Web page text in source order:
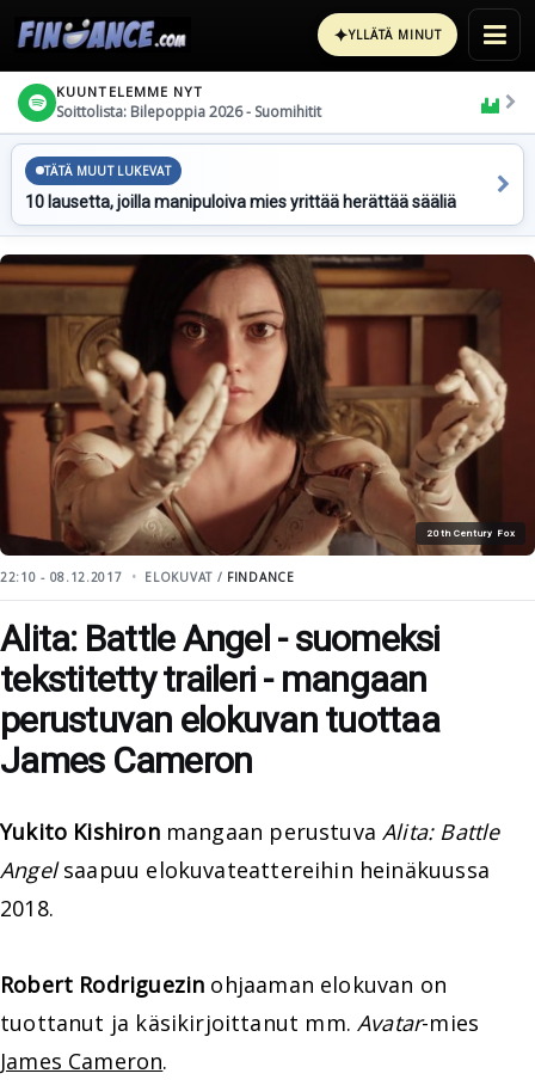
✦YLLÄTÄ MINUT
KUUNTELEMME NYT
Soittolista: Bilepoppia 2026 - Suomihitit
TÄTÄ MUUT LUKEVAT
10 lausetta, joilla manipuloiva mies yrittää herättää sääliä
20th Century Fox
22:10 - 08.12.2017 ELOKUVAT / FINDANCE
Alita: Battle Angel - suomeksi
tekstitetty traileri - mangaan
perustuvan elokuvan tuottaa
James Cameron
Yukito Kishironmangaan perustuvaAlita: Battle
Angelsaapuu elokuvateattereihin heinäkuussa
2018.
Robert Rodriguezin ohjaaman elokuvan on
tuottanut ja käsikirjoittanut mm.Avatar-mies
James Cameron.